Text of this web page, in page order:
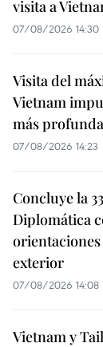
visita a
07/08/2026 14:30
Visita del
Vietnam
más
07/08/2026 14:23
Concluye la
Diplomática
exterior
07/08/2026 14:08
Vietnam y